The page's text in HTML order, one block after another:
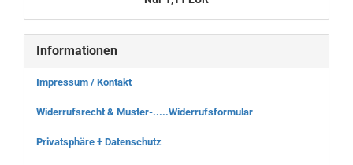
Informationen
Impressum / Kontakt
Widerrufsrecht & Muster-.....Widerrufsformular
Privatsphäre + Datenschutz